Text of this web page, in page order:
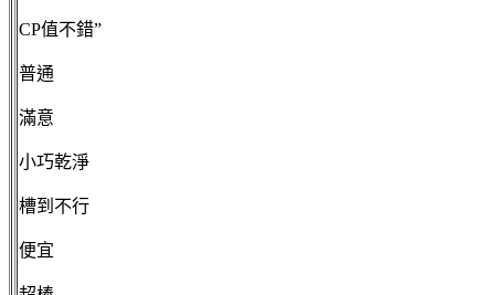
CP值不錯”
普通
滿意
小巧乾淨
槽到不行
便宜